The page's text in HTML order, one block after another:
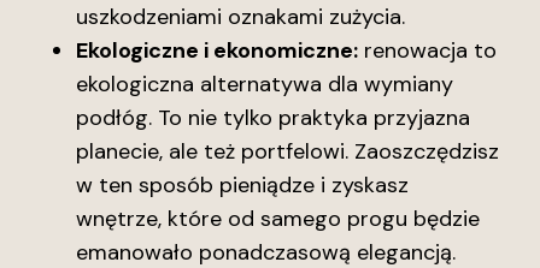
uszkodzeniami oznakami zużycia.
Ekologiczne i ekonomiczne: renowacja to
ekologiczna alternatywa dla wymiany
podłóg. To nie tylko praktyka przyjazna
planecie, ale też portfelowi. Zaoszczędzisz
w ten sposób pieniądze i zyskasz
wnętrze, które od samego progu będzie
emanowało ponadczasową elegancją.